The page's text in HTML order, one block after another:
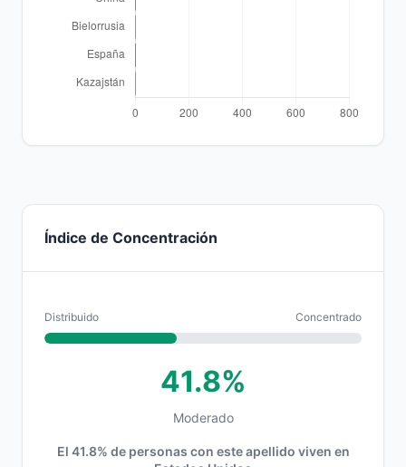
Índice de Concentración
Distribuido Concentrado
41.8%
Moderado
El 41.8% de personas con este apellido viven en